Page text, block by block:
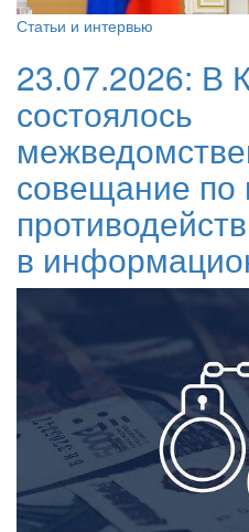
Статьи и интервью
23.07.2026: В
состоялось
совещание по
в